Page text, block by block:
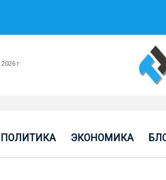
г
ПОЛИТИКА ЭКОНОМИКА